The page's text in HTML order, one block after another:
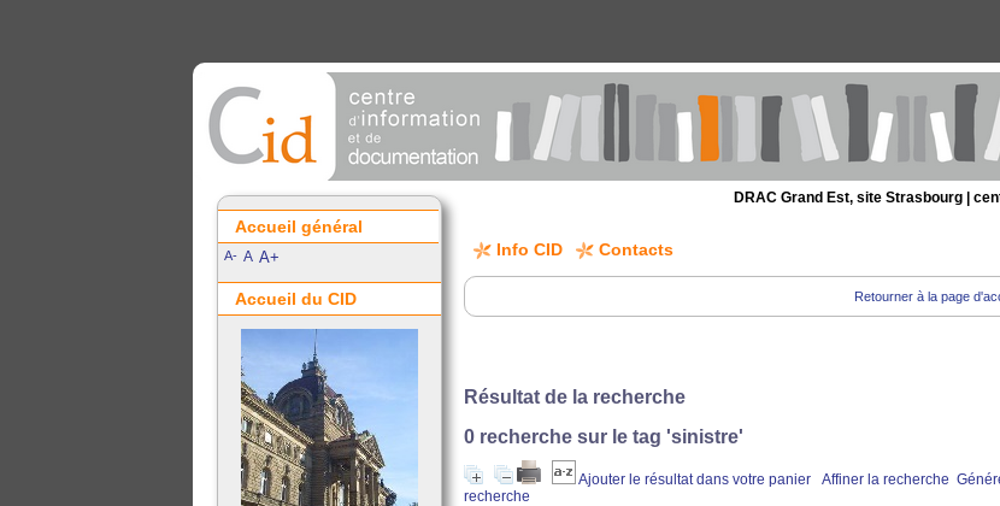
DRAC Grand Est, site Strasbourg |
Info CID Contacts
Retourner à la page
Résultat de la recherche
0 recherche sur le tag 'sinistre'
Ajouter le résultat dans votre panier Affiner la recherche
recherche
Accueil général
A- A A+
Accueil du CID